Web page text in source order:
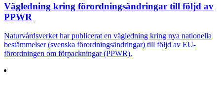
Vägledning kring förordningsändringar till följd av
PPWR
Naturvårdsverket har publicerat en vägledning kring nya nationella
bestämmelser (svenska förordningsändringar) till följd av EU-
förordningen om förpackningar (PPWR).